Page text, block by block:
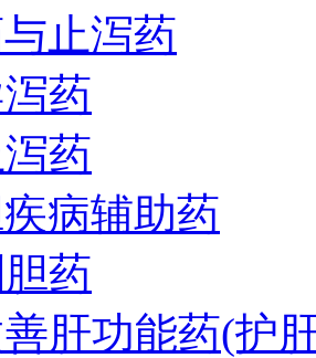
止泻药
药
泻药
病辅助药
药
肝功能药(护